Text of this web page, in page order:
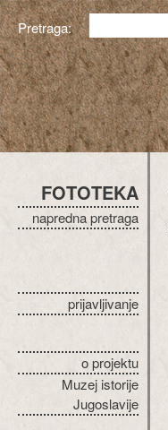
Pretraga:
FOTOTEKA
napredna pretraga
prijavljivanje
o projektu
Muzej istorije
Jugoslavije